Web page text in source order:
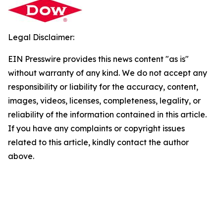
Legal Disclaimer:
EIN Presswire provides this news content "as is"
without warranty of any kind. We do not accept any
responsibility or liability for the accuracy, content,
images, videos, licenses, completeness, legality, or
reliability of the information contained in this article.
If you have any complaints or copyright issues
related to this article, kindly contact the author
above.